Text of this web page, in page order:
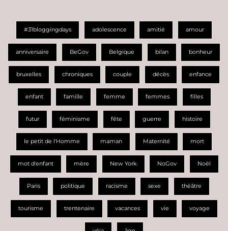
#31bloggingdays adolescence amitié amour
anniversaire BeGov Belgique bilan bonheur
bruxelles chroniques couple décès enfance
enfant famille femme femmes filles
futur féminisme fête guerre histoire
le petit de l'Homme maman Maternité mort
mot d'enfant mère New York NoGov Noël
Paris politique racisme sexe théâtre
tourisme trentenaire vacances vie voyage